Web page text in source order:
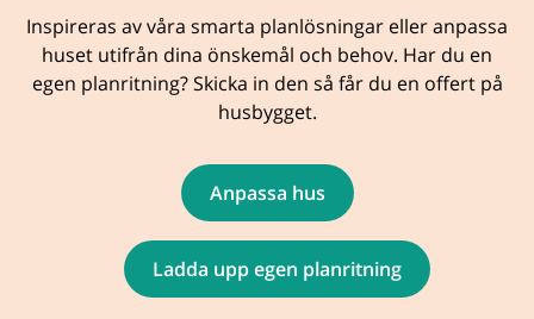
Inspireras av våra smarta planlösningar eller anpassa
huset utifrån dina önskemål och behov. Har du en
egen planritning? Skicka in den så får du en offert på
husbygget.
Anpassa hus
Ladda upp egen planritning